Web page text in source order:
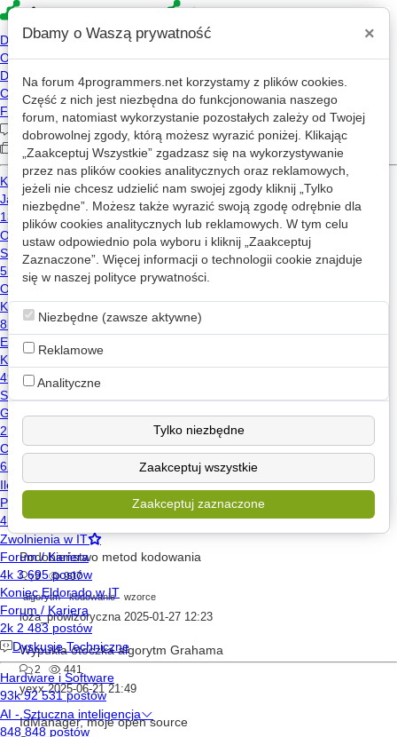
4p » Forum
Algorytmy i struktury danych
« 1 2 ... 143 144
Nowy wątek
7 1.6k
.GodOfCode. 2024-11-01 22:17
Co poczytać o K-W bazach danych
2024-11-23 13:30
7 965
2
Podobieństwo metod kodowania
9
907
algorytm
kodowanie wzorce
loza_prowizoryczna 2025-01-27 12:23
Wypukła otoczka algorytm Grahama
2 441
yexx 2025-06-21 21:49
IdManager, moje open source
Dbamy o Waszą prywatność ×
Na forum 4programmers.net korzystamy z plików cookies.
Część z nich jest niezbędna do funkcjonowania naszego
forum, natomiast wykorzystanie pozostałych zależy od Twojej
dobrowolnej zgody, którą możesz wyrazić poniżej. Klikając
„Zaakceptuj Wszystkie” zgadzasz się na wykorzystywanie
przez nas plików cookies analitycznych oraz reklamowych,
jeżeli nie chcesz udzielić nam swojej zgody kliknij „Tylko
niezbędne”. Możesz także wyrazić swoją zgodę odrębnie dla
plików cookies analitycznych lub reklamowych. W tym celu
ustaw odpowiednio pola wyboru i kliknij „Zaakceptuj
Zaznaczone”. Więcej informacji o technologii cookie znajduje
się w naszej polityce prywatności.
Niezbędne (zawsze aktywne)
Reklamowe
Analityczne
Tylko niezbędne
Zaakceptuj wszystkie
Zaakceptuj zaznaczone